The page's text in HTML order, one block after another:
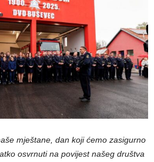
mještane, dan koji ćemo zasigurno
osvrnuti na povijest našeg društva